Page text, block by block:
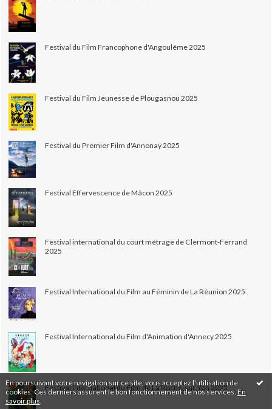
En poursuivant votre navigation sur ce site, vous acceptez l'utilisation de
cookies. Ces derniers assurent le bon fonctionnement de nos services. En
savoir plus
Festival du Film Francophone d'Angoulême 2025
Festival du Film Jeunesse de Plougasnou 2025
Festival du Premier Film d'Annonay 2025
Festival Effervescence de Mâcon 2025
Festival international du court métrage de Clermont-Ferrand
2025
Festival International du Film au Féminin de La Réunion 2025
Festival International du Film d'Animation d'Annecy 2025
Festival International du Film de La Roche-sur-Yon 2025